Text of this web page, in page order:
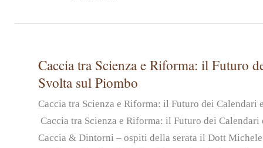
Caccia tra Scienza e Riforma: il Futuro
Svolta sul Piombo
Caccia tra Scienza e Riforma: il Futuro dei
Caccia tra Scienza e Riforma: il Futuro dei Calendari
Caccia & Dintorni – ospiti della serata il Dott